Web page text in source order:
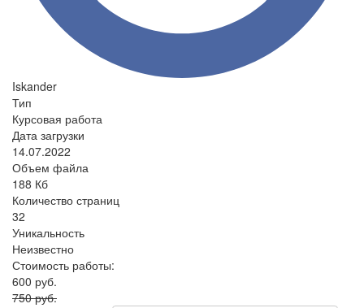
Iskander
Тип
Курсовая работа
Дата загрузки
14.07.2022
Объем файла
188 Кб
Количество страниц
32
Уникальность
Неизвестно
Стоимость работы:
600 руб.
750 руб.